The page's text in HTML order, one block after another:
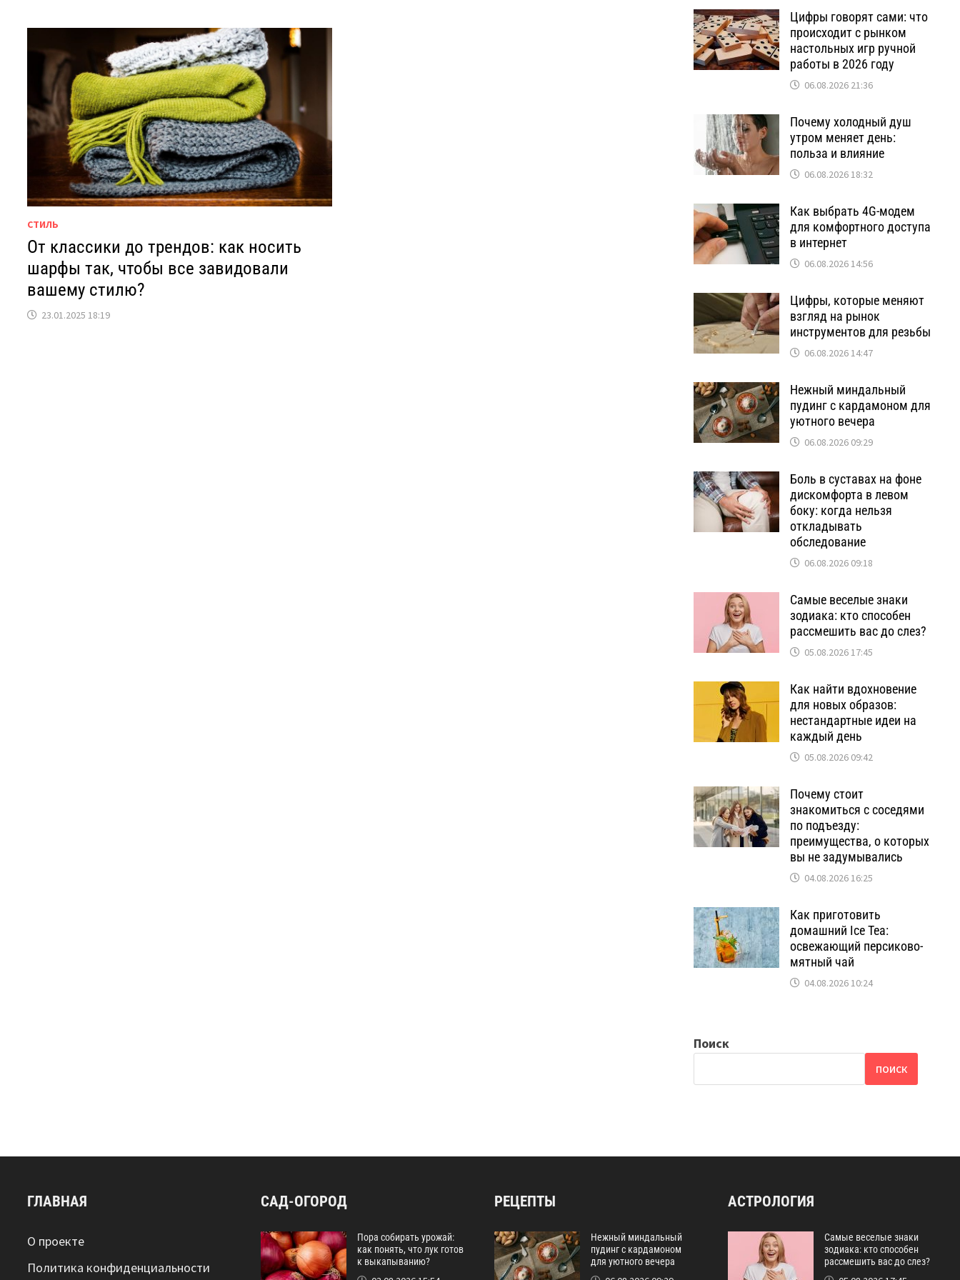
СТИЛЬ
От классики до трендов: как носить
шарфы так, чтобы все завидовали
вашему стилю?
23.01.2025 18:19
Цифры говорят сами: что
происходит с рынком
настольных игр ручной
работы в 2026 году
06.08.2026 21:36
Почему холодный душ
утром меняет день:
польза и влияние
06.08.2026 18:32
Как выбрать 4G-модем
для комфортного доступа
в интернет
06.08.2026 14:56
Цифры, которые меняют
взгляд на рынок
инструментов для резьбы
06.08.2026 14:47
Нежный миндальный
пудинг с кардамоном для
уютного вечера
06.08.2026 09:29
Боль в суставах на фоне
дискомфорта в левом
боку: когда нельзя
откладывать
обследование
06.08.2026 09:18
Самые веселые знаки
зодиака: кто способен
рассмешить вас до слез?
05.08.2026 17:45
Как найти вдохновение
для новых образов:
нестандартные идеи на
каждый день
05.08.2026 09:42
Почему стоит
знакомиться с соседями
по подъезду:
преимущества, о которых
вы не задумывались
04.08.2026 16:25
Как приготовить
домашний Ice Tea:
освежающий персиково-
мятный чай
04.08.2026 10:24
Поиск
ПОИСК
ГЛАВНАЯ
О проекте
Политика конфиденциальности
САД-ОГОРОД
Пора собирать урожай:
как понять, что лук готов
к выкапыванию?
РЕЦЕПТЫ
Нежный миндальный
пудинг с кардамоном
для уютного вечера
АСТРОЛОГИЯ
Самые веселые знаки
зодиака: кто способен
рассмешить вас до слез?